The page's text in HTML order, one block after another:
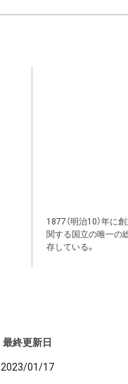
1877（明治10）年に
関する国立の唯一の
存している。
最終更新日
2023/01/17